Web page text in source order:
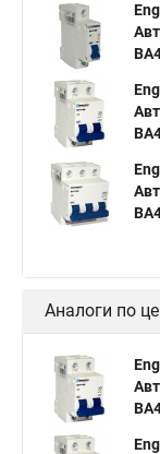
Аналоги по